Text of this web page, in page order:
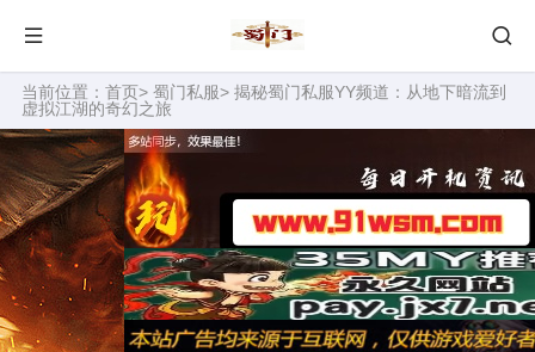
当前位置： 首页> 蜀门私服> 揭秘蜀门私服YY频道：从地下暗流到
虚拟江湖的奇幻之旅